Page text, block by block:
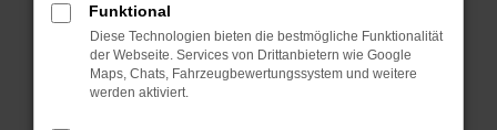
Laden andere Webseiten, zum Beispiel
deine Suchmaschine?
Prüfe deine Browsererweiterungen.
Manche Erweiterungen, wie Werbeblocker,
Funktional
Diese Technologien bieten die bestmögliche Funktionalität
der Webseite. Services von Drittanbietern wie Google
Maps, Chats, Fahrzeugbewertungssystem und weitere
werden aktiviert.